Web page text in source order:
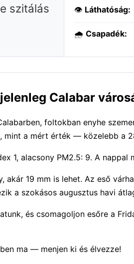
szitálás 👁️ Láthatóság:
🌧️ Csapadék:
Calabar
foltokban enyhe
mint a mért érték — közelebb a
1, alacsony PM2.5: 9. A
akár 19 mm is lehet. Az eső
a szokásos augusztus havi
és csomagoljon esőre a
ma — menjen ki és élvezze!